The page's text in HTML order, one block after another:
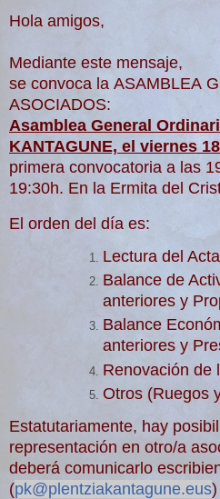
Hola amigos,
Mediante este mensaje,
se convoca la ASAMBLEA
ASOCIADOS:
Asamblea General
KANTAGUNE, el viernes
primera convocatoria a las
19:30h. En la Ermita del
El orden del día es:
Lectura del
Balance de
anteriores y
Balance
anteriores y
Renovación de
Otros (Ruegos
Estatutariamente, hay
representación en otro/a
deberá comunicarlo
(pk@plentziakantagune.eus